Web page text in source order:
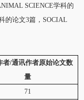
SCIENCE学科的
的论文3篇，SOCIAL
者/通讯作者原始论文数
量
71